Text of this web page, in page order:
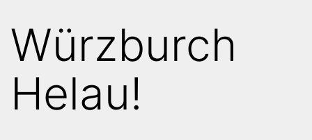
Würzburch
Helau!